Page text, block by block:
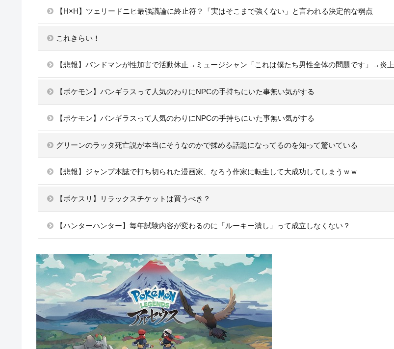
【H×H】ツェリードニヒ最強議論に終止符？「実はそこまで強くない」と言われる決定的な弱点
これきらい！
【悲報】バンドマンが性加害で活動休止→ミュージシャン「これは僕たち男性全体の問題です」→炎上
【ポケモン】バンギラスって人気のわりにNPCの手持ちにいた事無い気がする
【ポケモン】バンギラスって人気のわりにNPCの手持ちにいた事無い気がする
グリーンのラッタ死亡説が本当にそうなのかで揉める話題になってるのを知って驚いている
【悲報】ジャンプ本誌で打ち切られた漫画家、なろう作家に転生して大成功してしまうｗｗ
【ポケスリ】リラックスチケットは買うべき？
【ハンターハンター】毎年試験内容が変わるのに「ルーキー潰し」って成立しなくない？